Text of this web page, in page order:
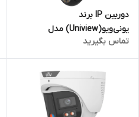
دوربین IP برند
یونی‌ویو(Uniview) مدل
دام - لنز(PTZ) - 2 مگاپیکسل
تماس بگیرید